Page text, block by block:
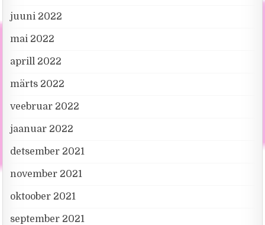
juuni 2022
mai 2022
aprill 2022
märts 2022
veebruar 2022
jaanuar 2022
detsember 2021
november 2021
oktoober 2021
september 2021